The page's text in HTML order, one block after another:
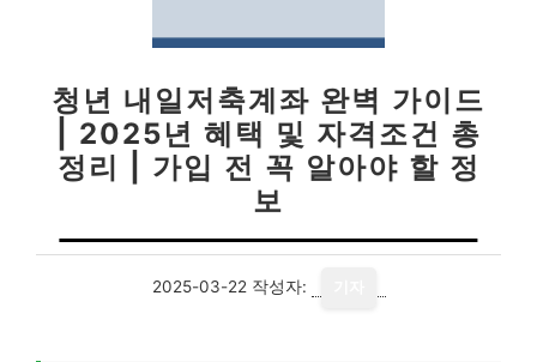
청년 내일저축계좌 완벽 가이드
| 2025년 혜택 및 자격조건 총
정리 | 가입 전 꼭 알아야 할 정
보
2025-03-22 작성자: